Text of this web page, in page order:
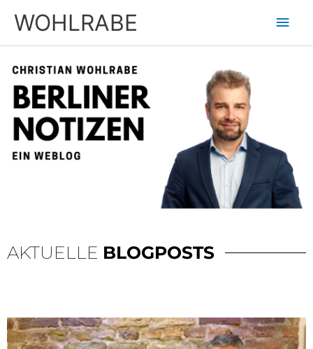
InhaltWOHLRABE
AKTUELLE BLOGPOSTS